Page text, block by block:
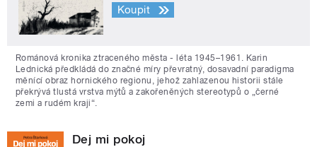
Koupit
Románová kronika ztraceného města - léta 1945–1961. Karin
Lednická předkládá do značné míry převratný, dosavadní paradigma
měnící obraz hornického regionu, jehož zahlazenou historii stále
překrývá tlustá vrstva mýtů a zakořeněných stereotypů o „černé
zemi a rudém kraji“.
Dej mi pokoj